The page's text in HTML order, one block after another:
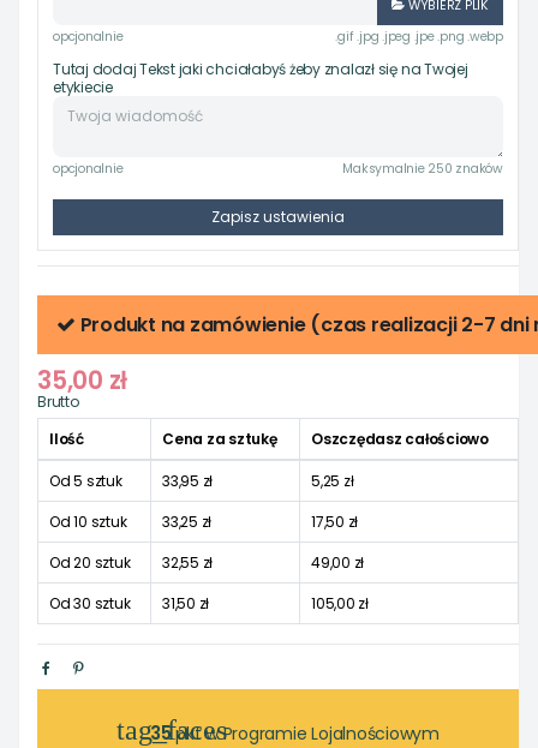
WYBIERZ PLIK
opcjonalnie
.gif .jpg .jpeg .jpe .png .webp
Tutaj dodaj Tekst jaki chciałabyś żeby znalazł się na Twojej
etykiecie
opcjonalnie Maksymalnie 250 znaków
Zapisz ustawienia
Produkt na zamówienie (czas realizacji 2-7
35,00 zł
Brutto
Ilość
Cena za sztukę Oszczędasz całościowo
Od 5 sztuk 33,95 zł
5,25 zł
Od 10 sztuk
33,25 zł
17,50 zł
Od 20 sztuk
32,55 zł
49,00 zł
Od 30 sztuk
31,50 zł 105,00 zł
tag_faces
35pkt w Programie Lojalnościowym